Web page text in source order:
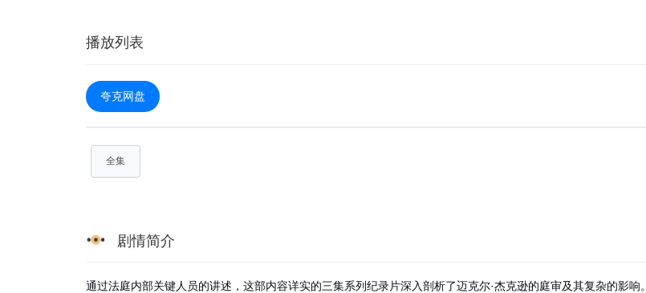
播放列表
夸克网盘
全集
剧情简介
通过法庭内部关键人员的讲述，这部内容详实的三集系列纪录片深入剖析了迈克尔·杰克逊的庭审及其复杂的影响。